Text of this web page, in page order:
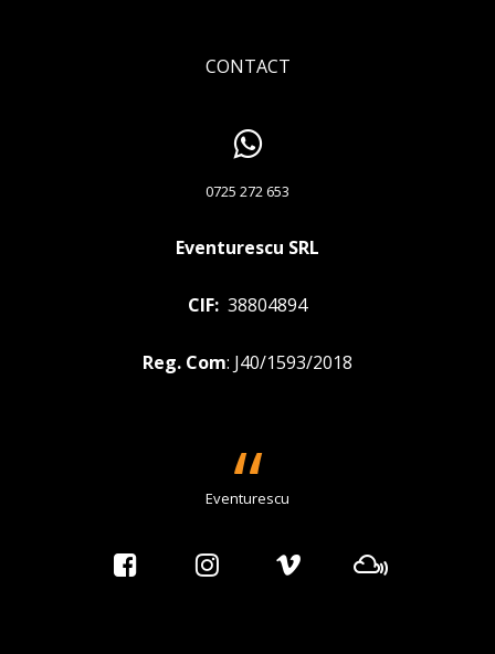
CONTACT
0725 272 653
Eventurescu SRL
CIF: 38804894
Reg. Com: J40/1593/2018
Eventurescu